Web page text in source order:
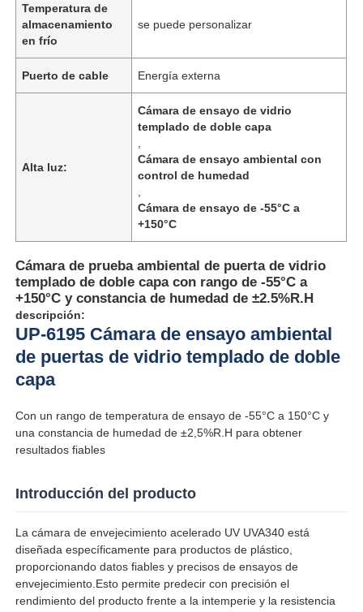
Inicio
Sobre nosotros
Visita a la fábrica
Control de Calidad
Temperatura de
almacenamiento
en frío
se puede personalizar
Puerto de cable Energía externa
Alta luz:
Cámara de ensayo de vidrio
templado de doble capa
Cámara de ensayo ambiental con
control de humedad
Cámara de ensayo de -55°C a
+150°C
Cámara de prueba ambiental de puerta de vidrio
templado de doble capa con rango de -55°C a
+150°C y constancia de humedad de ±2.5%R.H
descripción:
UP-6195 Cámara de ensayo ambiental
de puertas de vidrio templado de doble
capa
Con un rango de temperatura de ensayo de -55°C a 150°C y
una constancia de humedad de ±2,5%R.H para obtener
resultados fiables
Introducción del producto
La cámara de envejecimiento acelerado UV UVA340 está
diseñada específicamente para productos de plástico,
proporcionando datos fiables y precisos de ensayos de
envejecimiento.Esto permite predecir con precisión el
rendimiento del producto frente a la intemperie y la resistencia